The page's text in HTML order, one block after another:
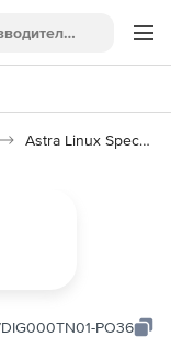
Astra Linux Special Edition
PO36